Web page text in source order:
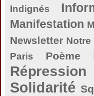
Indignés
Manifestation
Newsletter Notre
Paris Poème
Répression
Solidarité